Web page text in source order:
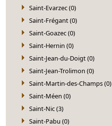
Saint-Evarzec (0)
Saint-Frégant (0)
Saint-Goazec (0)
Saint-Hernin (0)
Saint-Jean-du-Doigt (0)
Saint-Jean-Trolimon (0)
Saint-Martin-des-Champs (0)
Saint-Méen (0)
Saint-Nic (3)
Saint-Pabu (0)